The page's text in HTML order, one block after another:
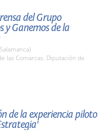
del Grupo
y Ganemos de la
las Comarcas. Diputación de
de la experiencia piloto